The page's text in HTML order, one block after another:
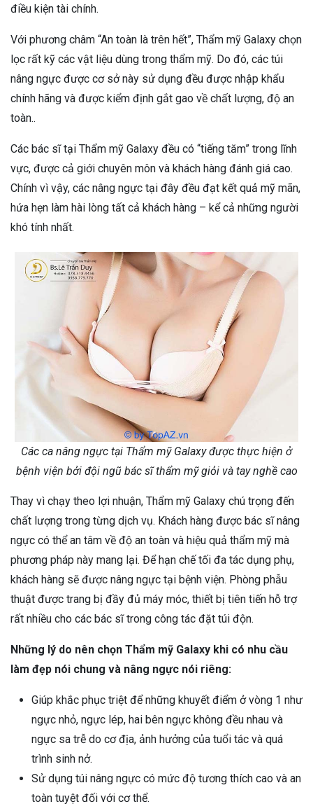
điều kiện tài chính.
Với phương châm “An toàn là trên hết”, Thẩm mỹ Galaxy chọn
lọc rất kỹ các vật liệu dùng trong thẩm mỹ. Do đó, các túi
nâng ngực được cơ sở này sử dụng đều được nhập khẩu
chính hãng và được kiểm định gắt gao về chất lượng, độ an
toàn..
Các bác sĩ tại Thẩm mỹ Galaxy đều có “tiếng tăm” trong lĩnh
vực, được cả giới chuyên môn và khách hàng đánh giá cao.
Chính vì vậy, các nâng ngực tại đây đều đạt kết quả mỹ mãn,
hứa hẹn làm hài lòng tất cả khách hàng – kể cả những người
khó tính nhất.
Các ca nâng ngực tại Thẩm mỹ Galaxy được thực hiện ở
bệnh viện bởi đội ngũ bác sĩ thẩm mỹ giỏi và tay nghề cao
Thay vì chạy theo lợi nhuận, Thẩm mỹ Galaxy chú trọng đến
chất lượng trong từng dịch vụ. Khách hàng được bác sĩ nâng
ngực có thể an tâm về độ an toàn và hiệu quả thẩm mỹ mà
phương pháp này mang lại. Để hạn chế tối đa tác dụng phụ,
khách hàng sẽ được nâng ngực tại bệnh viện. Phòng phẫu
thuật được trang bị đầy đủ máy móc, thiết bị tiên tiến hỗ trợ
rất nhiều cho các bác sĩ trong công tác đặt túi độn.
Những lý do nên chọn Thẩm mỹ Galaxy khi có nhu cầu
làm đẹp nói chung và nâng ngực nói riêng:
Giúp khắc phục triệt để những khuyết điểm ở vòng 1 như
ngực nhỏ, ngực lép, hai bên ngực không đều nhau và
ngực sa trễ do cơ địa, ảnh hưởng của tuổi tác và quá
trình sinh nở.
Sử dụng túi nâng ngực có mức độ tương thích cao và an
toàn tuyệt đối với cơ thể.